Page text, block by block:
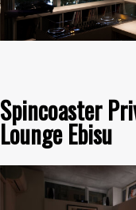
Spincoaster
Lounge Ebisu